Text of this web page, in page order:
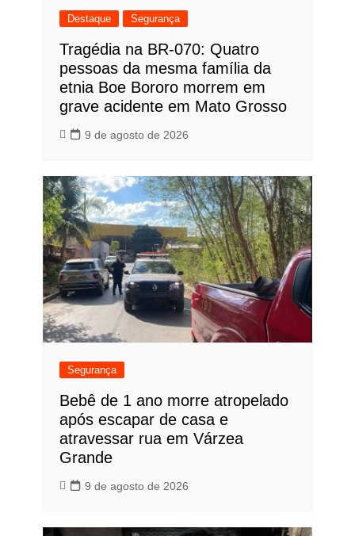
Destaque Segurança
Tragédia na BR-070: Quatro
pessoas da mesma família da
etnia Boe Bororo morrem em
grave acidente em Mato Grosso
9 de agosto de 2026
Segurança
Bebê de 1 ano morre atropelado
após escapar de casa e
atravessar rua em Várzea
Grande
9 de agosto de 2026